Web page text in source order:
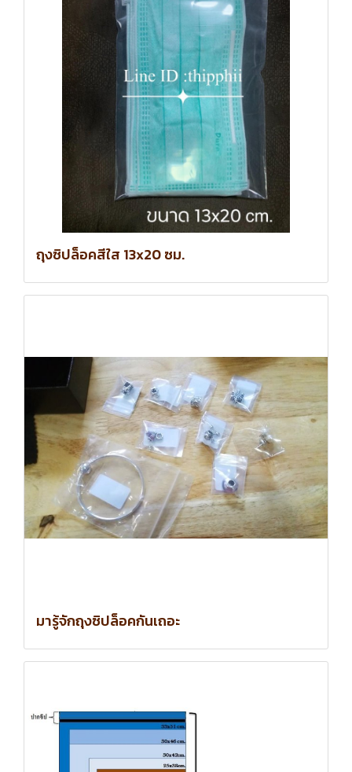
ถุงซิปล็อคสีใส 13x20 ซม.
มารู้จักถุงซิปล็อคกันเถอะ